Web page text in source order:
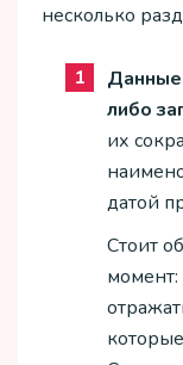
несколько
Данные
либо
их
датой
Стоит
момент: